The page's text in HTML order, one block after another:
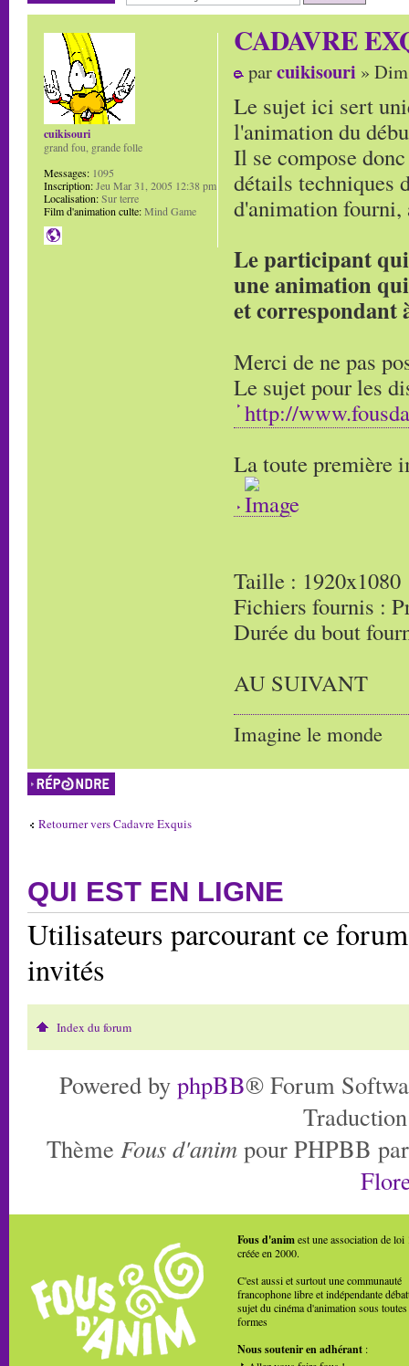
CADAVRE
parcuikisouri »
Le sujet ici sert
l'animation du
Il se compose
détails techniques
d'animation fourni,
Le participant
une animation
et correspondant
Merci de ne pas
Le sujet pour les
http://
La toute première
Taille : 1920x1080
Fichiers fournis :
Durée du bout
AU SUIVANT
Imagine le monde
cuikisouri
grand fou, grande folle
Messages: 1095
Inscription:Jeu Mar 31, 2005 12:38 pm
Localisation:Sur terre
Film d'animation culte:Mind Game
Répondre
Retourner vers Cadavre Exquis
QUI EST EN LIGNE
Utilisateurs parcourant ce
invités
Index du forum
Powered by phpBB® Forum
Thème Fous d'anim pour PHPBB
Fous d'animest une association de loi
créée en 2000.
C'est aussi et surtout une communauté
francophone libre et indépendante
sujet du cinéma d'animation sous toutes
formes
Nous soutenir en adhérant :